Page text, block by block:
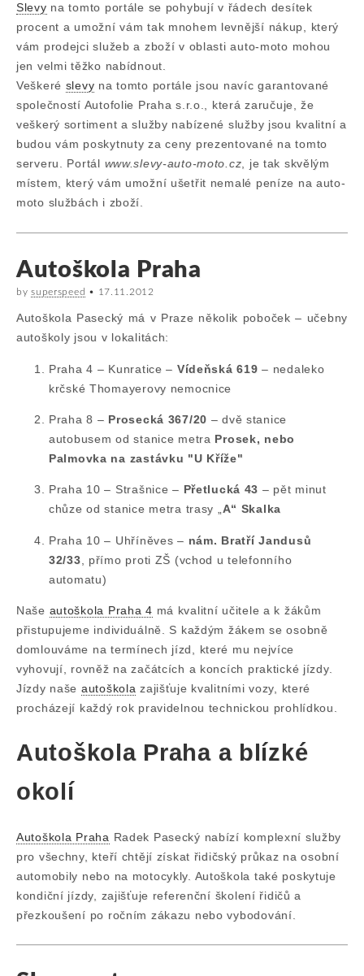
Slevy na tomto portále se pohybují v řádech desítek
procent a umožní vám tak mnohem levnější nákup, který
vám prodejci služeb a zboží v oblasti auto-moto mohou
jen velmi těžko nabídnout.
Veškeré slevy na tomto portále jsou navíc garantované
společností Autofolie Praha s.r.o., která zaručuje, že
veškerý sortiment a služby nabízené služby jsou kvalitní a
budou vám poskytnuty za ceny prezentované na tomto
serveru. Portál www.slevy-auto-moto.cz, je tak skvělým
místem, který vám umožní ušetřit nemalé peníze na auto-
moto službách i zboží.
Autoškola Praha
bysuperspeed • 17.11.2012
Autoškola Pasecký má v Praze několik poboček – učebny
autoškoly jsou v lokalitách:
Praha 4 – Kunratice – Vídeňská 619 – nedaleko
krčské Thomayerovy nemocnice
Praha 8 – Prosecká 367/20 – dvě stanice
autobusem od stanice metra Prosek, nebo
Palmovka na zastávku "U Kříže"
Praha 10 – Strašnice – Přetlucká 43 – pět minut
chůze od stanice metra trasy „A“ Skalka
Praha 10 – Uhříněves – nám. Bratří Jandusů
32/33 , přímo proti ZŠ (vchod u telefonního
automatu)
Naše autoškola Praha 4 má kvalitní učitele a k žákům
přistupujeme individuálně. S každým žákem se osobně
domlouváme na termínech jízd, které mu nejvíce
vyhovují, rovněž na začátcích a koncích praktické jízdy.
Jízdy naše autoškola zajišťuje kvalitními vozy, které
procházejí každý rok pravidelnou technickou prohlídkou.
Autoškola Praha a blízké
okolí
Autoškola Praha Radek Pasecký nabízí komplexní služby
pro všechny, kteří chtějí získat řidičský průkaz na osobní
automobily nebo na motocykly. Autoškola také poskytuje
kondiční jízdy, zajišťuje referenční školení řidičů a
přezkoušení po ročním zákazu nebo vybodování.